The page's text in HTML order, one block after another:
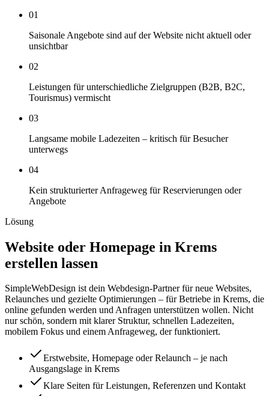
01
Saisonale Angebote sind auf der Website nicht aktuell oder
unsichtbar
02
Leistungen für unterschiedliche Zielgruppen (B2B, B2C,
Tourismus) vermischt
03
Langsame mobile Ladezeiten – kritisch für Besucher
unterwegs
04
Kein strukturierter Anfrageweg für Reservierungen oder
Angebote
Lösung
Website oder Homepage in Krems
erstellen lassen
SimpleWebDesign ist dein Webdesign-Partner für neue Websites,
Relaunches und gezielte Optimierungen – für Betriebe in Krems, die
online gefunden werden und Anfragen unterstützen wollen. Nicht
nur schön, sondern mit klarer Struktur, schnellen Ladezeiten,
mobilem Fokus und einem Anfrageweg, der funktioniert.
Erstwebsite, Homepage oder Relaunch – je nach
Ausgangslage in Krems
Klare Seiten für Leistungen, Referenzen und Kontakt